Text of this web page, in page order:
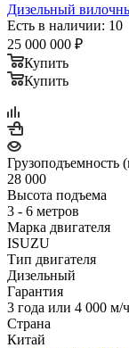
Дизельный
Есть в наличии: 10
25 000 000 ₽
Купить
Купить
Грузоподъемность
28 000
Высота подъема
3 - 6 метров
Марка двигателя
ISUZU
Тип двигателя
Дизельный
Гарантия
3 года или 4 000 м/ч
Страна
Китай